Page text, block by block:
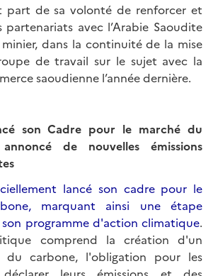
part de sa volonté de renforcer et
partenariats avec l’Arabie Saoudite
dans la continuité de la mise
de travail sur le sujet avec la
saoudienne l’année dernière.
son Cadre pour le marché du
de nouvelles émissions
lancé son cadre pour le
marquant ainsi une étape
programme d'action climatique.
comprend la création d'un
du carbone, l'obligation pour les